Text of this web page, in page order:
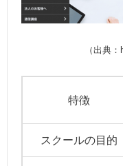
（出典
特徴
スクールの目的